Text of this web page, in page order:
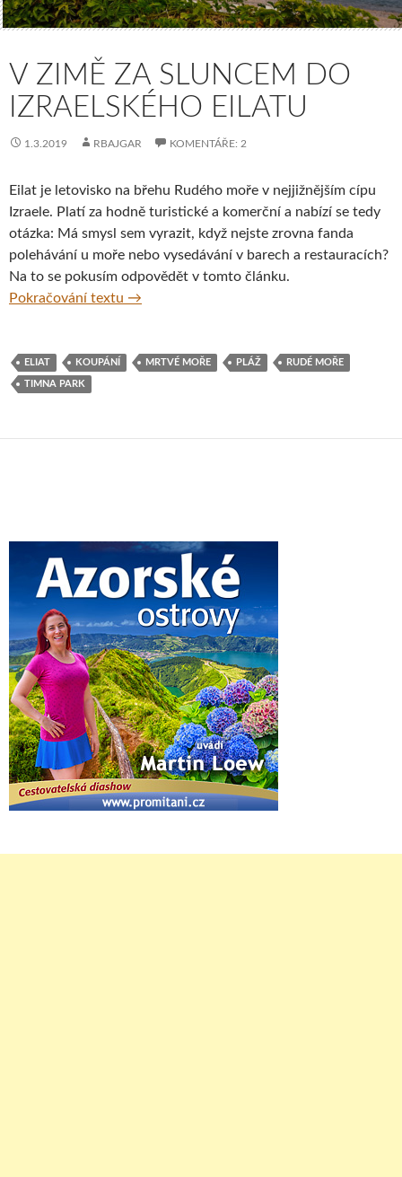
V ZIMĚ ZA SLUNCEM DO
IZRAELSKÉHO EILATU
1.3.2019 RBAJGAR KOMENTÁŘE: 2
Eilat je letovisko na břehu Rudého moře v nejjižnějším cípu
Izraele. Platí za hodně turistické a komerční a nabízí se tedy
otázka: Má smysl sem vyrazit, když nejste zrovna fanda
polehávání u moře nebo vysedávání v barech a restauracích?
Na to se pokusím odpovědět v tomto článku.
Pokračování textu V zimě za sluncem do izraelského Eilatu
→
ELIAT KOUPÁNÍ MRTVÉ MOŘE PLÁŽ RUDÉ MOŘE
TIMNA PARK